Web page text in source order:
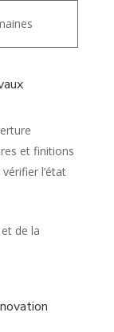
et finitions
l’état
de la